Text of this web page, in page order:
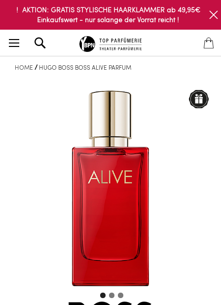
! AKTION: GRATIS STYLISCHE HAARKLAMMER ab 49,95€
Einkaufswert - nur solange der Vorrat reicht !
HOME HUGO BOSS BOSS ALIVE PARFUM